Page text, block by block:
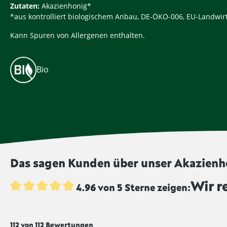
Zutaten: Akazienhonig*
*aus kontrolliert biologischem Anbau, DE-ÖKO-006, EU-
Kann Spuren von Allergenen enthalten.
Bio
Das sagen Kunden über unser
4.96 von 5 Sterne zeigen:Wir
112 von 112 Bewertungen